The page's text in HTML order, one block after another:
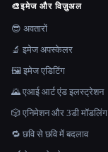
🎨इमेज और विज़ुअल
😎 अवतारों
🔬 इमेज अपस्केलर
🖼️ इमेज एडिटिंग
🌄 एआई आर्ट एंड इलस्ट्रेशन
🎲 एनिमेशन और 3डी मॉडलिंग
🔁 छवि से छवि में बदलाव